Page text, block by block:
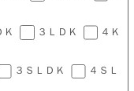
Ｋ ３ＬＤＫ
４Ｋ
３ＳＬＤＫ
４ＳＬ